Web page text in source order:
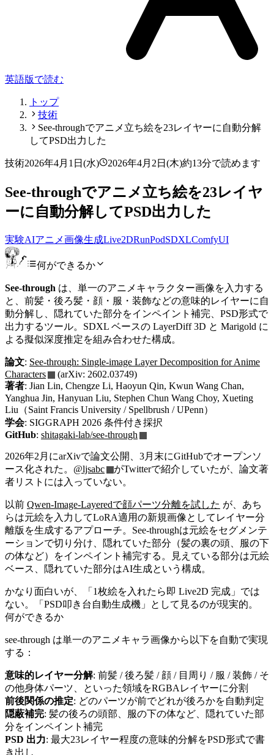
英語版で読む
トップ
技術
See-throughでアニメ立ち絵を23レイヤーに自動分解
してPSD出力した
技術2026年4月1日(水) 2026年4月2日(木)約13分で読めます
See-throughでアニメ立ち絵を23レイヤ
ーに自動分解してPSD出力した
実験AIアニメ画像生成Live2DRunPodSDXLComfyUI
何ができるか
See-through は、単一のアニメキャラクター画像を入力する
と、前髪・後ろ髪・顔・服・装飾などの意味的レイヤーに自
動分解し、隠れていた部分をインペイント補完、PSD形式で
出力するツール。SDXL ベースの LayerDiff 3D と Marigold に
よる擬似深度推定を組み合わせた構成。
論文: See-through: Single-image Layer Decomposition for Anime
Characters
(arXiv: 2602.03749)
著者: Jian Lin, Chengze Li, Haoyun Qin, Kwun Wang Chan,
Yanghua Jin, Hanyuan Liu, Stephen Chun Wang Choy, Xueting
Liu（Saint Francis University / Spellbrush / UPenn）
学会: SIGGRAPH 2026 条件付き採択
GitHub: shitagaki-lab/see-through
2026年2月にarXivで論文公開、3月末にGitHubでオープンソ
ース化された。 @ljsabc
がTwitterで紹介していたが、論文著
者リストには入っていない。
以前 Qwen-Image-Layeredで顔パーツ分離を試した が、あち
らは元絵を入力してLoRA適用の新規画像としてレイヤー分
離版を生成するアプローチ。See-throughは元絵をセグメンテ
ーションで切り分け、隠れていた部分（髪の裏の頭、服の下
の体など）をインペイント補完する。見えている部分は元絵
ベース、隠れていた部分はAI生成という構成。
かなり面白いが、「1枚絵を入れたら即 Live2D 完成」では
ない。「PSD叩き台自動生成機」として見るのが現実的。
何ができるか
see-through は単一のアニメキャラ画像から以下を自動で実現
する：
意味的レイヤー分解: 前髪 / 後ろ髪 / 顔 / 目周り / 服 / 装飾 / そ
の他身体パーツ、といった領域をRGBAレイヤーに分割
前後関係の推定: どのパーツが前でどれが後ろかを自動判定
隠蔽補完: 髪の後ろの頭部、服の下の体など、隠れていた部
分をインペイント補完
PSD 出力: 最大23レイヤー程度の意味的分解をPSD形式で書
き出し